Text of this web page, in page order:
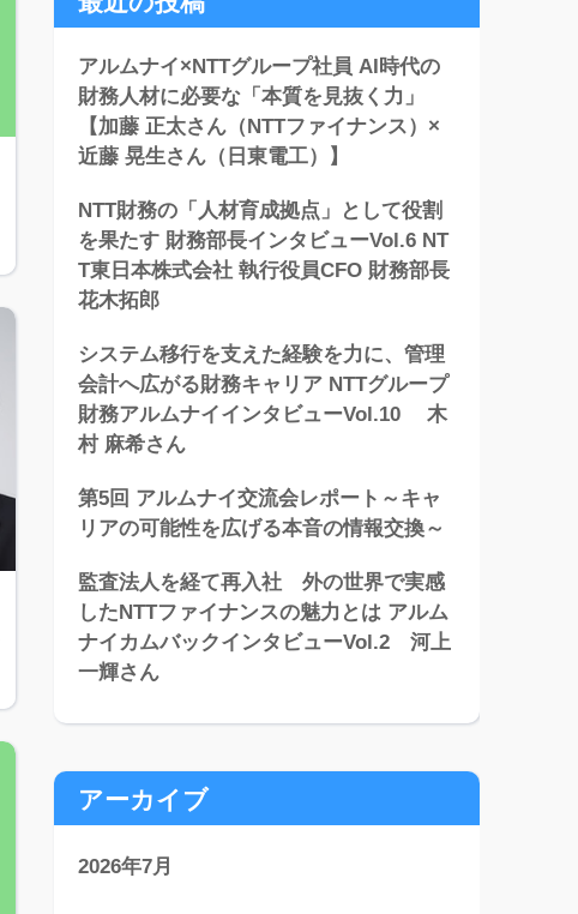
アルムナイ×NTTグループ社員 AI時代の
財務人材に必要な「本質を見抜く力」
【加藤 正太さん（NTTファイナンス）×
近藤 晃生さん（日東電工）】
NTT財務の「人材育成拠点」として役割
を果たす 財務部長インタビューVol.6 NT
T東日本株式会社 執行役員CFO 財務部長
花木拓郎
システム移行を支えた経験を力に、管理
会計へ広がる財務キャリア NTTグループ
財務アルムナイインタビューVol.10 木
村 麻希さん
第5回 アルムナイ交流会レポート～キャ
リアの可能性を広げる本音の情報交換～
監査法人を経て再入社 外の世界で実感
したNTTファイナンスの魅力とは アルム
ナイカムバックインタビューVol.2 河上
一輝さん
アーカイブ
2026年7月